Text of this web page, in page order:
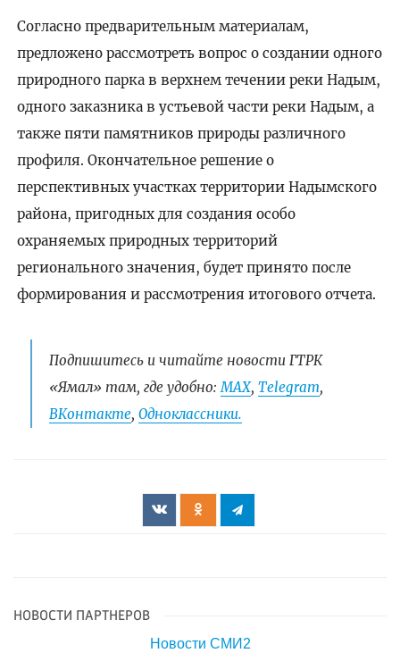
Согласно предварительным материалам,
предложено рассмотреть вопрос о создании одного
природного парка в верхнем течении реки Надым,
одного заказника в устьевой части реки Надым, а
также пяти памятников природы различного
профиля. Окончательное решение о
перспективных участках территории Надымского
района, пригодных для создания особо
охраняемых природных территорий
регионального значения, будет принято после
формирования и рассмотрения итогового отчета.
Подпишитесь и читайте новости ГТРК
«Ямал» там, где удобно:МАХ, Telegram,
ВКонтакте, Одноклассники.
НОВОСТИ ПАРТНЕРОВ
Новости СМИ2